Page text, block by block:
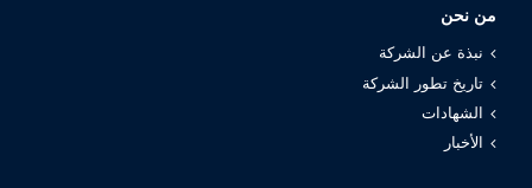
من نحن
نبذة عن الشركة
تاريخ تطور الشركة
الشهادات
الأخبار